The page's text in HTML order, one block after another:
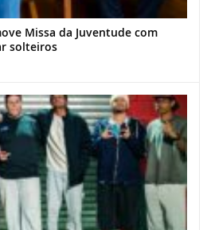
Missa da Juventude com
solteiros